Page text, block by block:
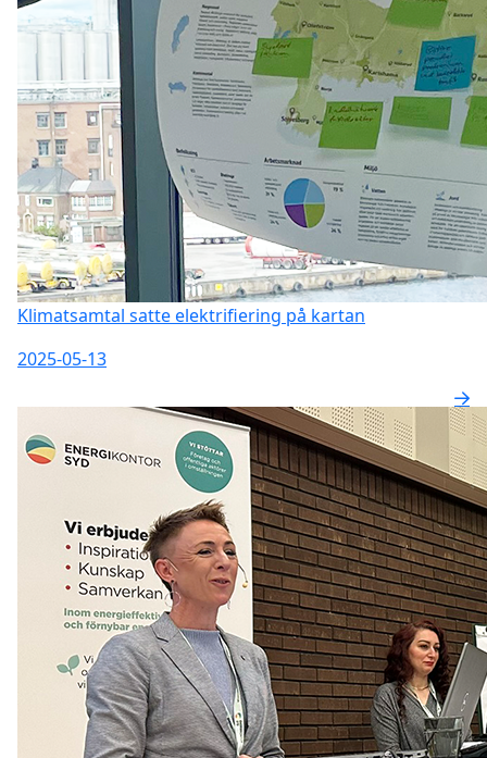
Klimatsamtal satte elektrifiering på kartan
2025-05-13